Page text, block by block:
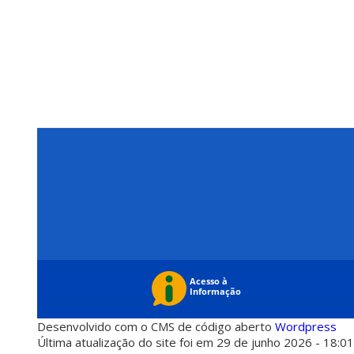
Desenvolvido com o CMS de código aberto Wordpress
Última atualização do site foi em 29 de junho 2026 -